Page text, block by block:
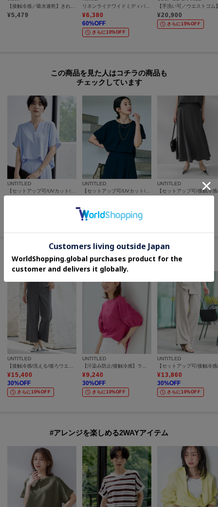
¥5,479 ¥6,380
60%OFF
さらに10%OFF
¥20,900
さらに15%OFF
この商品を見た人はコチラの商品も
チェックしています
UNTITLED
UNTITLED
UNTITLED
セールアイテムからのおすすめ
UNTITLED
【接触冷感/洗える/後ろウエストゴム】オックスワイドパンツ
¥15,400
30%OFF
さらに10%OFF
UNTITLED
【汗染み防止/接触冷感】ランタンスリーブプルオーバー
¥9,240
30%OFF
さらに10%OFF
UNTITLED
¥13,860
30%OFF
さらに10%OFF
#アレンジを楽しめる2WAYアイテム